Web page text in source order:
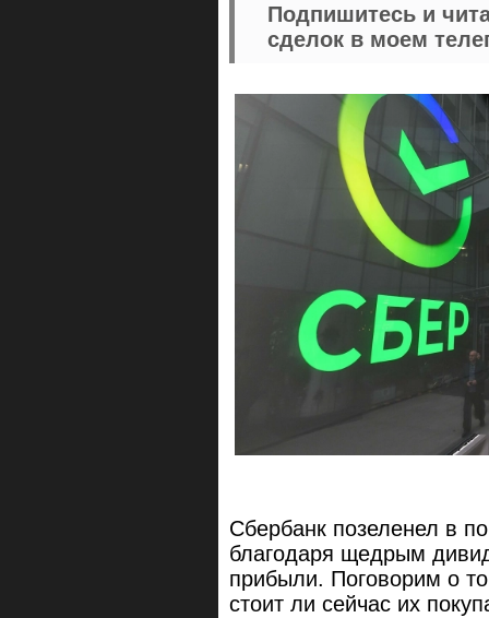
Подпишитесь и
сделок в моем
Сбербанк позеленел в
благодаря щедрым
прибыли. Поговорим о
стоит ли сейчас их